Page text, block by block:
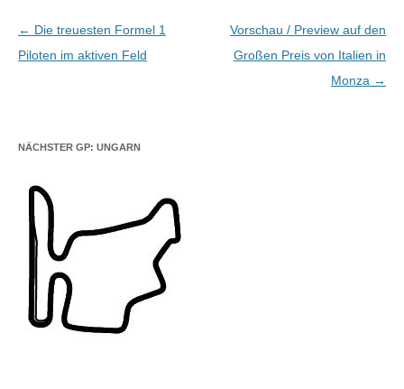
Beitragsnavigation
← Die treuesten Formel 1
Piloten im aktiven Feld
Vorschau / Preview auf den
Großen Preis von Italien in
Monza →
NÄCHSTER GP: UNGARN